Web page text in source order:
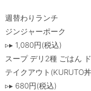
週替わりランチ
ジンジャーポーク
▹▸ 1,080円(税込)
スープ デリ2種 ごはん
テイクアウト(KURUTO
▹▸ 680円(税込)